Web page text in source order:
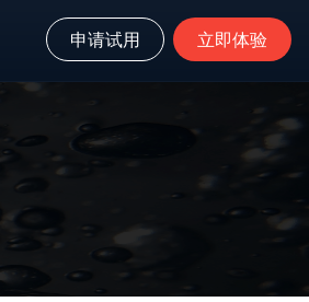
申请试用 立即体验